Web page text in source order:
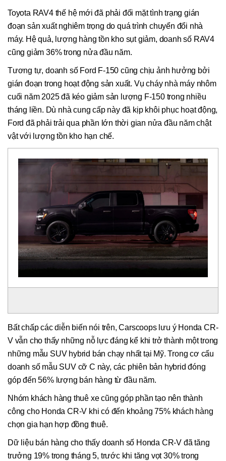
Toyota RAV4 thế hệ mới đã phải đối mặt tình trạng gián
đoạn sản xuất nghiêm trọng do quá trình chuyển đổi nhà
máy. Hệ quả, lượng hàng tồn kho sụt giảm, doanh số RAV4
cũng giảm 36% trong nửa đầu năm.
Tương tự, doanh số Ford F-150 cũng chịu ảnh hưởng bởi
gián đoạn trong hoạt động sản xuất. Vụ cháy nhà máy nhôm
cuối năm 2025 đã kéo giảm sản lượng F-150 trong nhiều
tháng liền. Dù nhà cung cấp này đã kịp khôi phục hoạt động,
Ford đã phải trải qua phần lớn thời gian nửa đầu năm chật
vật với lượng tồn kho hạn chế.
Bất chấp các diễn biến nói trên, Carscoops lưu ý Honda CR-
V vẫn cho thấy những nỗ lực đáng kể khi trở thành một trong
những mẫu SUV hybrid bán chạy nhất tại Mỹ. Trong cơ cấu
doanh số mẫu SUV cỡ C này, các phiên bản hybrid đóng
góp đến 56% lượng bán hàng từ đầu năm.
Nhóm khách hàng thuê xe cũng góp phần tạo nên thành
công cho Honda CR-V khi có đến khoảng 75% khách hàng
chọn gia hạn hợp đồng thuê.
Dữ liệu bán hàng cho thấy doanh số Honda CR-V đã tăng
trưởng 19% trong tháng 5, trước khi tăng vọt 30% trong